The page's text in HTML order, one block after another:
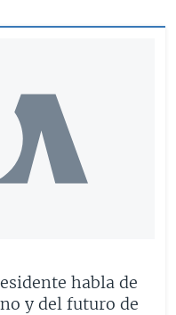
habla de
y del futuro de